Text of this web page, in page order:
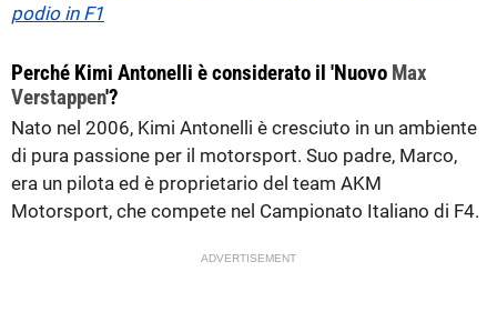
podio in F1
Perché Kimi Antonelli è considerato il 'Nuovo Max
Verstappen'?
Nato nel 2006, Kimi Antonelli è cresciuto in un ambiente
di pura passione per il motorsport. Suo padre, Marco,
era un pilota ed è proprietario del team AKM
Motorsport, che compete nel Campionato Italiano di F4.
ADVERTISEMENT